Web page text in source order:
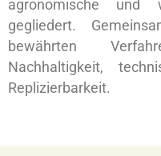
agronomische und
gegliedert.
bewährten
Nachhaltigkeit,
Replizierbarkeit.